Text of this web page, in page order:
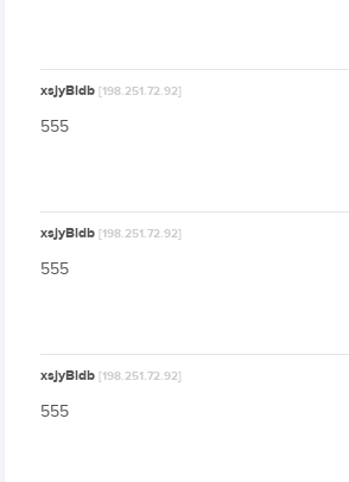
xsjyBldb[198.251.72.92]
555
xsjyBldb[198.251.72.92]
555
xsjyBldb[198.251.72.92]
555